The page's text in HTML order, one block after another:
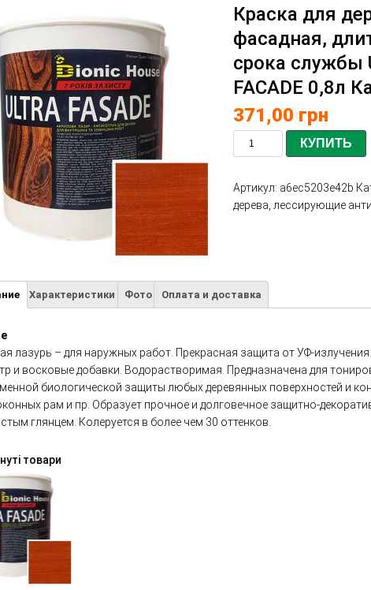
Краска для
фасадная,
срока службы
FACADE 0,8л
371,00 грн
КУПИТЬ
Артикул: a6ec5203e42b
дерева, лессирующие
Характеристики Фото Оплата и доставка
лазурь – для наружных работ. Прекрасная защита от УФ-
и восковые добавки. Водорастворимая. Предназначена для
биологической защиты любых деревянных поверхностей и
рам и пр. Образует прочное и долговечное защитно-
глянцем. Колеруется в более чем 30 оттенков.
товари